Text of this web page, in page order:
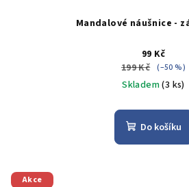
Mandalové náušnice -
99 Kč
199 Kč (–50 %)
Skladem(3 ks)
Do košíku
Akce